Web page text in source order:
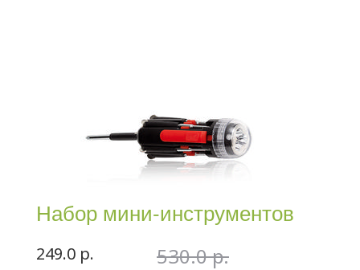
Набор мини-инструментов
249.0 р. 530.0 р.